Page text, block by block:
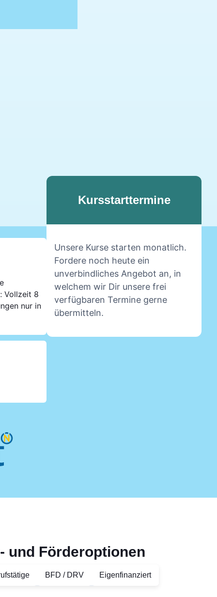
Vollzeit 8
nur in
Kursstarttermine
Unsere Kurse starten monatlich.
Fordere noch heute ein
unverbindliches Angebot an, in
welchem wir Dir unsere frei
verfügbaren Termine gerne
übermitteln.
und Förderoptionen
BFD / DRV Eigenfinanziert